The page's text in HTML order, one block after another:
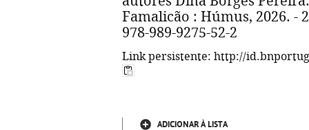
Famalicão : Húmus, 2026. -
978-989-9275-52-2
Link persistente: http://
ADICIONAR À LISTA